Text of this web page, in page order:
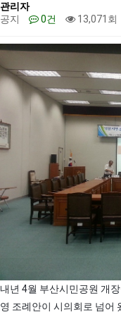
관리자
공지
0건 13,071회
내년 4월 부산시민공원 개
영 조례안이 시의회로 넘어